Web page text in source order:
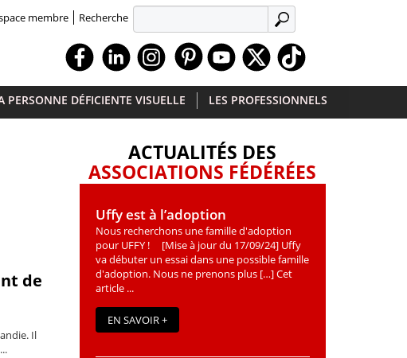
membre Recherche APPLIQUER
FacebookLinkedin Instagram Youtube
PERSONNE DÉFICIENTE VISUELLE LES PROFESSIONNELS
de
Il
ACTUALITÉS DES
ASSOCIATIONS FÉDÉRÉES
Uffy est à l’adoption
Nous recherchons une famille d'adoption
pour UFFY ! [Mise à jour du 17/09/24] Uffy
va débuter un essai dans une possible famille
d'adoption. Nous ne prenons plus […] Cet
article ...
EN SAVOIR +